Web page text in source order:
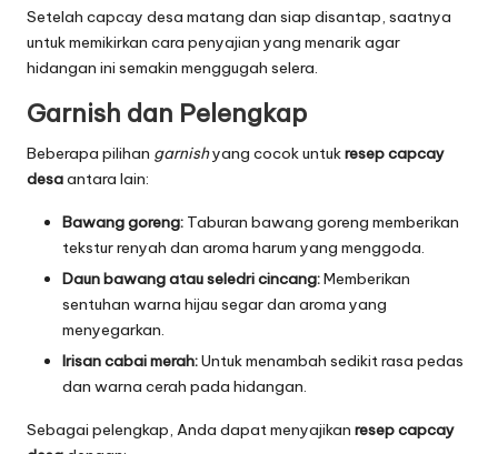
Setelah capcay desa matang dan siap disantap, saatnya
untuk memikirkan cara penyajian yang menarik agar
hidangan ini semakin menggugah selera.
Garnish dan Pelengkap
Beberapa pilihan garnishyang cocok untukresep capcay
desaantara lain:
Bawang goreng: Taburan bawang goreng memberikan
tekstur renyah dan aroma harum yang menggoda.
Daun bawang atau seledri cincang:Memberikan
sentuhan warna hijau segar dan aroma yang
menyegarkan.
Irisan cabai merah:Untuk menambah sedikit rasa pedas
dan warna cerah pada hidangan.
Sebagai pelengkap, Anda dapat menyajikan resep capcay